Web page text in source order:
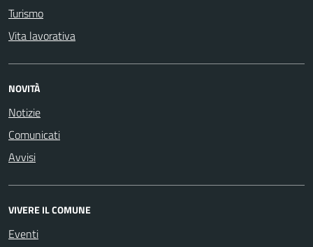
Turismo
Vita lavorativa
NOVITÀ
Notizie
Comunicati
Avvisi
VIVERE IL COMUNE
Eventi